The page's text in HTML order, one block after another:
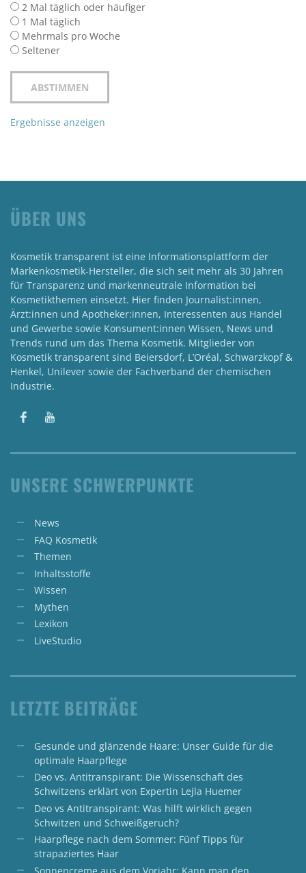
2 Mal täglich oder häufiger
1 Mal täglich
Mehrmals pro Woche
Seltener
Ergebnisse anzeigen
ÜBER UNS
Kosmetik transparent ist eine Informationsplattform der
Markenkosmetik-Hersteller, die sich seit mehr als 30 Jahren
für Transparenz und markenneutrale Information bei
Kosmetikthemen einsetzt. Hier finden Journalist:innen,
Ärzt:innen und Apotheker:innen, Interessenten aus Handel
und Gewerbe sowie Konsument:innen Wissen, News und
Trends rund um das Thema Kosmetik. Mitglieder von
Kosmetik transparent sind Beiersdorf, L’Oréal, Schwarzkopf &
Henkel, Unilever sowie der Fachverband der chemischen
Industrie.
UNSERE SCHWERPUNKTE
News
FAQ Kosmetik
Themen
Inhaltsstoffe
Wissen
Mythen
Lexikon
LiveStudio
LETZTE BEITRÄGE
Gesunde und glänzende Haare: Unser Guide für die
optimale Haarpflege
Deo vs. Antitranspirant: Die Wissenschaft des
Schwitzens erklärt von Expertin Lejla Huemer
Deo vs Antitranspirant: Was hilft wirklich gegen
Schwitzen und Schweißgeruch?
Haarpflege nach dem Sommer: Fünf Tipps für
strapaziertes Haar
Sonnencreme aus dem Vorjahr: Kann man den